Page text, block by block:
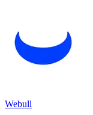
Webull